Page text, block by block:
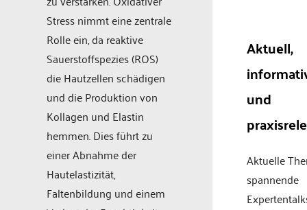
Stress nimmt eine zentrale
Rolle ein, da reaktive
Sauerstoffspezies (ROS)
die Hautzellen schädigen
und die Produktion von
Kollagen und Elastin
hemmen. Dies führt zu
einer Abnahme der
Hautelastizität,
Faltenbildung und einem
Aktuell,
und
Aktuelle
spannende